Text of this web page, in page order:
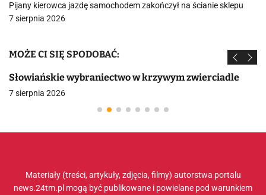
Pijany kierowca jazdę samochodem zakończył na ścianie sklepu
7 sierpnia 2026
MOŻE CI SIĘ SPODOBAĆ:
Słowiańskie wybraniectwo w krzywym zwierciadle
7 sierpnia 2026
Materiały (treści, artykuły, zdjęcia, filmy) autorstwa portalu
news.24tm.pl mogą być publikowane i powielane pod warunkiem